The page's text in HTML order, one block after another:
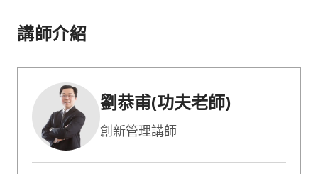
講師介紹
劉恭甫(功夫老師)
創新管理講師